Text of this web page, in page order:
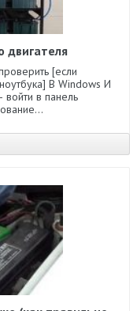
двигателя
[если
В Windows И
в панель